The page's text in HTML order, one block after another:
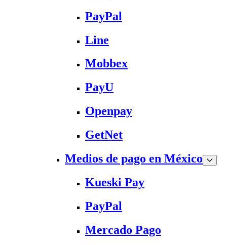
PayPal
Line
Mobbex
PayU
Openpay
GetNet
Medios de pago en México
Kueski Pay
PayPal
Mercado Pago